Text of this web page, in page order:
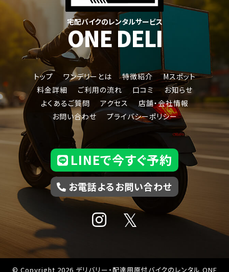
宅配バイクのレンタルサービス
ONE DELI
トップ ワンデリーとは 特徴紹介
Mスポット
料金詳細
ジャイロキャノピー
ご利用の流れ 口コミ
お知らせ
よくあるご質問
アクセス
店舗・会社情報
お問い合わせ
プライバシーポリシー
LINEで今すぐ予約
お電話よるお問い合わせ
𝕏
© Copyright 2026 デリバリー・配達用原付バイクのレンタル ONE